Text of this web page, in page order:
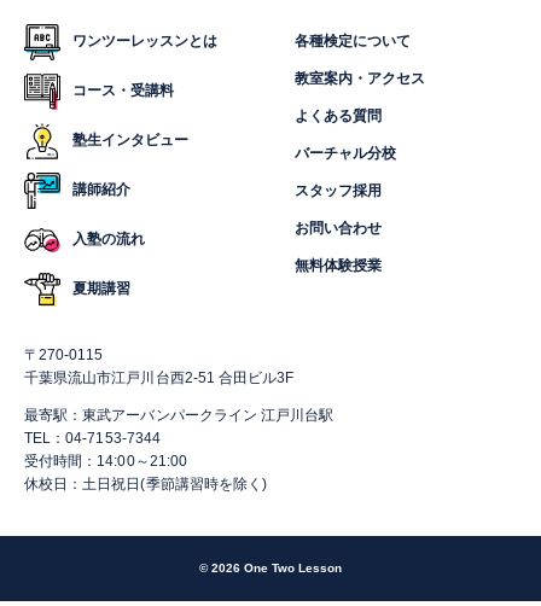
ワンツーレッスンとは
コース・受講料
塾生インタビュー
講師紹介
入塾の流れ
夏期講習
各種検定について
教室案内・アクセス
よくある質問
バーチャル分校
スタッフ採用
お問い合わせ
無料体験授業
〒270-0115
千葉県流山市江戸川台西2-51 合田ビル3F
最寄駅：東武アーバンパークライン 江戸川台駅
TEL：04-7153-7344
受付時間：14:00～21:00
休校日：土日祝日(季節講習時を除く)
© 2026 One Two Lesson